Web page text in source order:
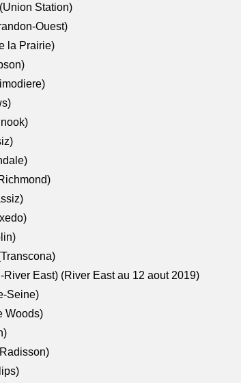
Station)
Ouest)
la Prairie)
East) (River East au 12 aout 2019)
Seine)
Woods)